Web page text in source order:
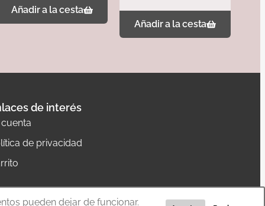
Añadir a la cesta
Añadir a la cesta
de interés
cuenta
de privacidad
pueden dejar de funcionar.